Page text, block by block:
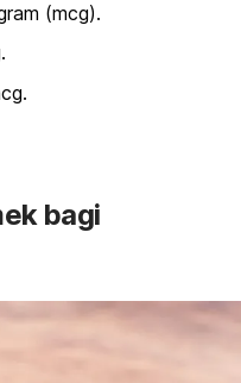
(mcg).
bagi